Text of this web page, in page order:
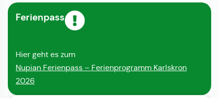
Ferienpass
Hier geht es zum
Nupian Ferienpass – Ferienprogramm Karlskron
2026